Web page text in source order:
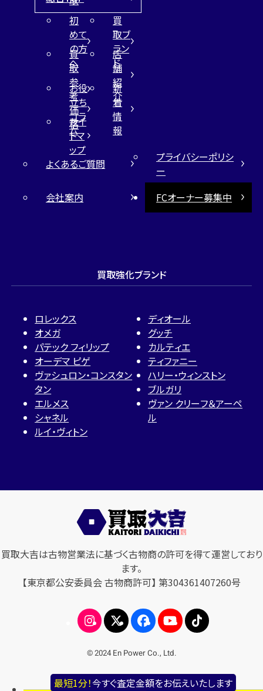
最短1分！今すぐ査定金額をお伝えいたします
初
めて
の方
へ
買
取ブ
ラン
ド
買
取
参
考
価
格
店
舗
紹
介
お役
立ち
コラ
ム
新
着
情
報
サイ
トマ
ップ
よくあるご質問
プライバシーポリシ
ー
会社案内
FCオーナー募集中
買取強化ブランド
ロレックス
オメガ
パテック フィリップ
オーデマ ピゲ
ヴァシュロン・コンスタン
タン
エルメス
シャネル
ルイ・ヴィトン
ディオール
グッチ
カルティエ
ティファニー
ハリー・ウィンストン
ブルガリ
ヴァン クリーフ＆アーペ
ル
買取大吉は古物営業法に基づく古物商の許可を得て運営しており
ます。
【東京都公安委員会 古物商許可】 第304361407260号
© 2024 En Power Co., Ltd.